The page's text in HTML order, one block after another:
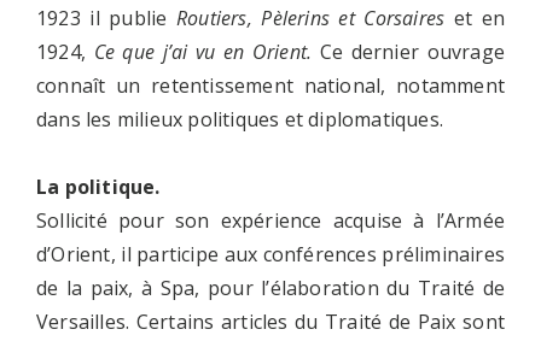
1923 il publie Routiers, Pèlerins et Corsaires et en
1924, Ce que j’ai vu en Orient. Ce dernier ouvrage
connaît un retentissement national, notamment
dans les milieux politiques et diplomatiques.
La politique.
Sollicité pour son expérience acquise à l’Armée
d’Orient, il participe aux conférences préliminaires
de la paix, à Spa, pour l’élaboration du Traité de
Versailles. Certains articles du Traité de Paix sont